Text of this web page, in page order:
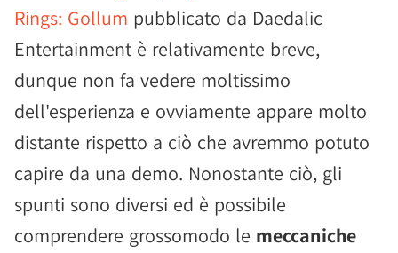
Rings: Gollum pubblicato da Daedalic
Entertainment è relativamente breve,
dunque non fa vedere moltissimo
dell'esperienza e ovviamente appare molto
distante rispetto a ciò che avremmo potuto
capire da una demo. Nonostante ciò, gli
spunti sono diversi ed è possibile
comprendere grossomodo le meccaniche